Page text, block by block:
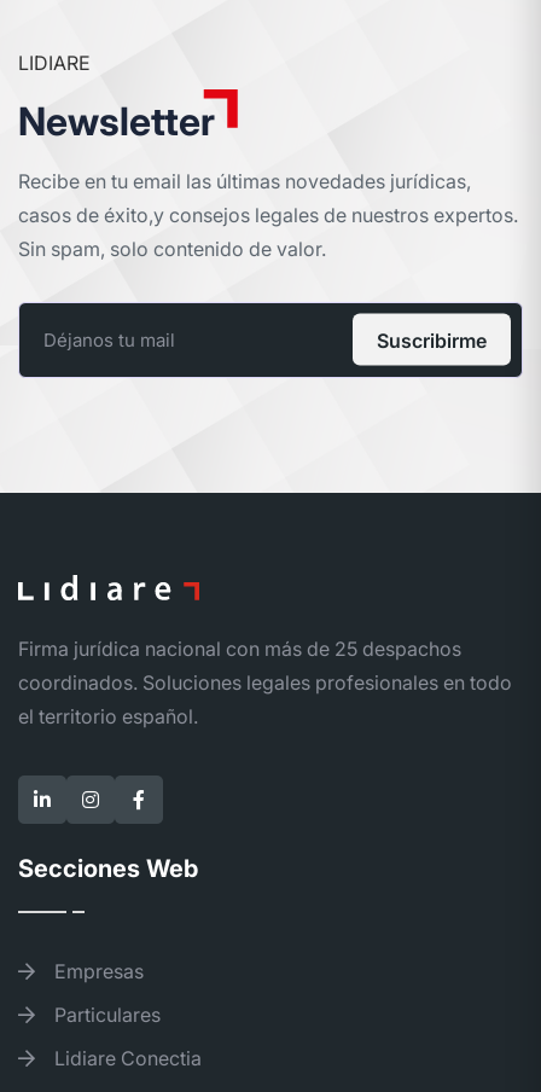
LIDIARE
Newsletter
Recibe en tu email las últimas novedades jurídicas,
casos de éxito,y consejos legales de nuestros expertos.
Sin spam, solo contenido de valor.
Suscribirme
Firma jurídica nacional con más de 25 despachos
coordinados. Soluciones legales profesionales en todo
el territorio español.
Secciones Web
Empresas
Particulares
Lidiare Conectia